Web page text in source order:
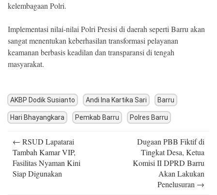
kelembagaan Polri.
Implementasi nilai-nilai Polri Presisi di daerah seperti Barru akan
sangat menentukan keberhasilan transformasi pelayanan
keamanan berbasis keadilan dan transparansi di tengah
masyarakat.
AKBP Dodik Susianto Andi Ina Kartika Sari Barru
Hari Bhayangkara Pemkab Barru Polres Barru
navigation
← RSUD Lapatarai
Tambah Kamar VIP,
Fasilitas Nyaman Kini
Siap Digunakan
Dugaan PBB Fiktif di
Tingkat Desa, Ketua
Komisi II DPRD Barru
Akan Lakukan
Penelusuran →